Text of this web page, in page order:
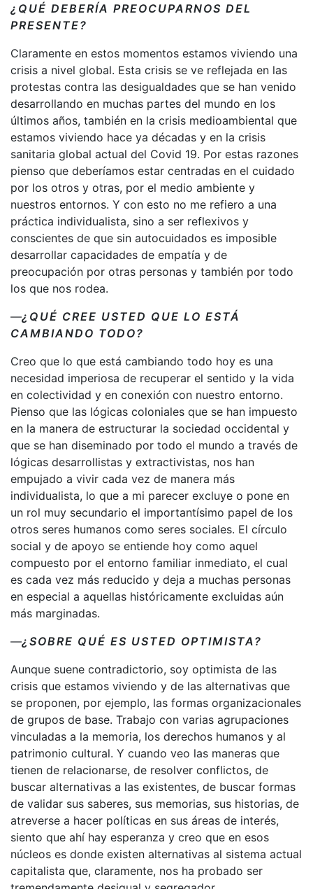
¿QUÉ DEBERÍA PREOCUPARNOS DEL
PRESENTE?
Claramente en estos momentos estamos viviendo una
crisis a nivel global. Esta crisis se ve reflejada en las
protestas contra las desigualdades que se han venido
desarrollando en muchas partes del mundo en los
últimos años, también en la crisis medioambiental que
estamos viviendo hace ya décadas y en la crisis
sanitaria global actual del Covid 19. Por estas razones
pienso que deberíamos estar centradas en el cuidado
por los otros y otras, por el medio ambiente y
nuestros entornos. Y con esto no me refiero a una
práctica individualista, sino a ser reflexivos y
conscientes de que sin autocuidados es imposible
desarrollar capacidades de empatía y de
preocupación por otras personas y también por todo
los que nos rodea.
—¿QUÉ CREE USTED QUE LO ESTÁ
CAMBIANDO TODO?
Creo que lo que está cambiando todo hoy es una
necesidad imperiosa de recuperar el sentido y la vida
en colectividad y en conexión con nuestro entorno.
Pienso que las lógicas coloniales que se han impuesto
en la manera de estructurar la sociedad occidental y
que se han diseminado por todo el mundo a través de
lógicas desarrollistas y extractivistas, nos han
empujado a vivir cada vez de manera más
individualista, lo que a mi parecer excluye o pone en
un rol muy secundario el importantísimo papel de los
otros seres humanos como seres sociales. El círculo
social y de apoyo se entiende hoy como aquel
compuesto por el entorno familiar inmediato, el cual
es cada vez más reducido y deja a muchas personas
en especial a aquellas históricamente excluidas aún
más marginadas.
—¿SOBRE QUÉ ES USTED OPTIMISTA?
Aunque suene contradictorio, soy optimista de las
crisis que estamos viviendo y de las alternativas que
se proponen, por ejemplo, las formas organizacionales
de grupos de base. Trabajo con varias agrupaciones
vinculadas a la memoria, los derechos humanos y al
patrimonio cultural. Y cuando veo las maneras que
tienen de relacionarse, de resolver conflictos, de
buscar alternativas a las existentes, de buscar formas
de validar sus saberes, sus memorias, sus historias, de
atreverse a hacer políticas en sus áreas de interés,
siento que ahí hay esperanza y creo que en esos
núcleos es donde existen alternativas al sistema actual
capitalista que, claramente, nos ha probado ser